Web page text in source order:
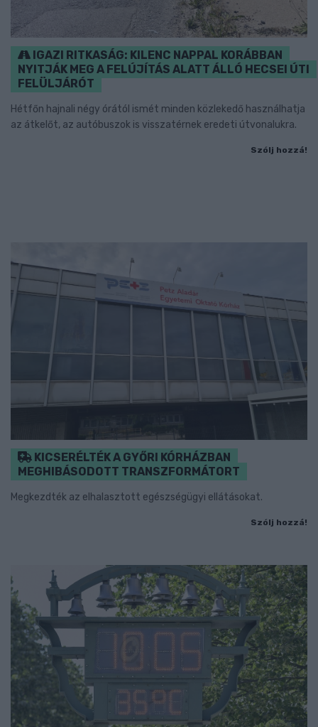
IGAZI RITKASÁG: KILENC NAPPAL KORÁBBAN
NYITJÁK MEG A FELÚJÍTÁS ALATT ÁLLÓ HECSEI ÚTI
FELÜLJÁRÓT
Hétfőn hajnali négy órától ismét minden közlekedő használhatja
az átkelőt, az autóbuszok is visszatérnek eredeti útvonalukra.
Szólj hozzá!
KICSERÉLTÉK A GYŐRI KÓRHÁZBAN
MEGHIBÁSODOTT TRANSZFORMÁTORT
Megkezdték az elhalasztott egészségügyi ellátásokat.
Szólj hozzá!